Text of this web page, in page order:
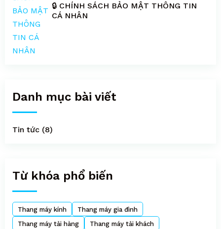
nghi
của
cabin.
Một
địa
hình
lắp
đặt
khó
khăn
🔒 CHÍNH SÁCH BẢO MẬT THÔNG TIN
CÁ NHÂN
Danh mục bài viết
Tin tức (8)
Từ khóa phổ biến
Thang máy kính
Thang máy gia đình
Thang máy tải hàng
Thang máy tải khách